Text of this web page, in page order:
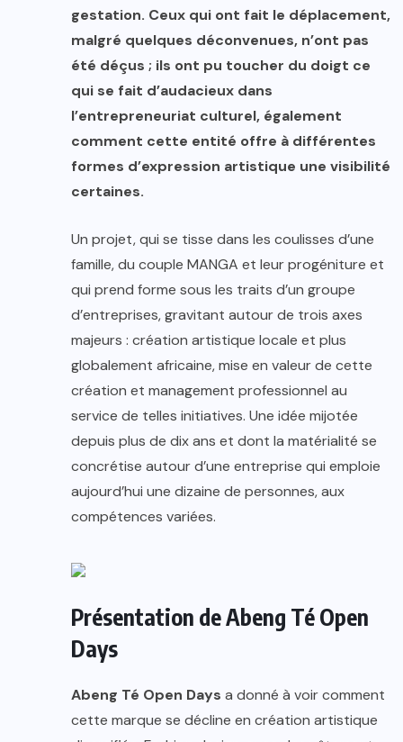
gestation. Ceux qui ont fait le déplacement,
malgré quelques déconvenues, n’ont pas
été déçus ; ils ont pu toucher du doigt ce
qui se fait d’audacieux dans
l’entrepreneuriat culturel, également
comment cette entité offre à différentes
formes d’expression artistique une visibilité
certaines.
Un projet, qui se tisse dans les coulisses d’une
famille, du couple MANGA et leur progéniture et
qui prend forme sous les traits d’un groupe
d’entreprises, gravitant autour de trois axes
majeurs : création artistique locale et plus
globalement africaine, mise en valeur de cette
création et management professionnel au
service de telles initiatives. Une idée mijotée
depuis plus de dix ans et dont la matérialité se
concrétise autour d’une entreprise qui emploie
aujourd’hui une dizaine de personnes, aux
compétences variées.
Présentation de Abeng Té Open
Days
Abeng Té Open Days a donné à voir comment
cette marque se décline en création artistique